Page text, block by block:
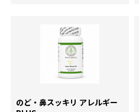
のど・鼻スッキリ アレルギー